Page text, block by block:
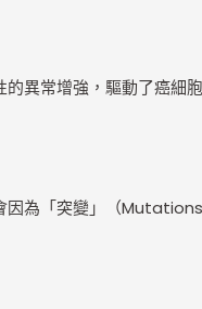
異常增強，驅動了癌細
因為「突變」（